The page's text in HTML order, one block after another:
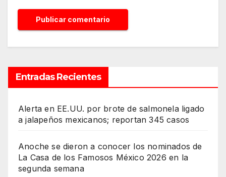
Entradas Recientes
Alerta en EE.UU. por brote de salmonela ligado
a jalapeños mexicanos; reportan 345 casos
Anoche se dieron a conocer los nominados de
La Casa de los Famosos México 2026 en la
segunda semana